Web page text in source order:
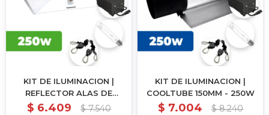
KIT DE ILUMINACION |
REFLECTOR ALAS DE
GAVIOTA MEDIANO - 250W
$ 6.409 $ 7.540
KIT DE ILUMINACION |
COOLTUBE 150MM - 250W
$ 7.004 $ 8.240